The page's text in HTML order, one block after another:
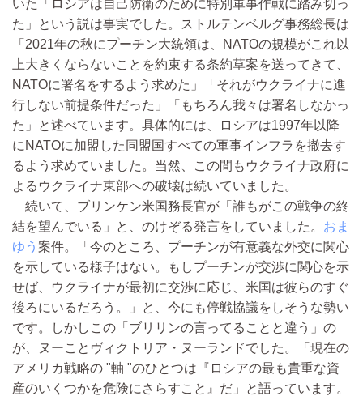
いた「ロシアは自己防衛のために特別軍事作戦に踏み切っ
た」という説は事実でした。ストルテンベルグ事務総長は
「2021年の秋にプーチン大統領は、NATOの規模がこれ以
上大きくならないことを約束する条約草案を送ってきて、
NATOに署名をするよう求めた」「それがウクライナに進
行しない前提条件だった」「もちろん我々は署名しなかっ
た」と述べています。具体的には、ロシアは1997年以降
にNATOに加盟した同盟国すべての軍事インフラを撤去す
るよう求めていました。当然、この間もウクライナ政府に
よるウクライナ東部への破壊は続いていました。
続いて、ブリンケン米国務長官が「誰もがこの戦争の終
結を望んでいる」と、のけぞる発言をしていました。 おま
ゆう 案件。「今のところ、プーチンが有意義な外交に関心
を示している様子はない。もしプーチンが交渉に関心を示
せば、ウクライナが最初に交渉に応じ、米国は彼らのすぐ
後ろにいるだろう。」と、今にも停戦協議をしそうな勢い
です。しかしこの「ブリリンの言ってることと違う」の
が、ヌーことヴィクトリア・ヌーランドでした。「現在の
アメリカ戦略の "軸 "のひとつは『ロシアの最も貴重な資
産のいくつかを危険にさらすこと』だ」と語っています。